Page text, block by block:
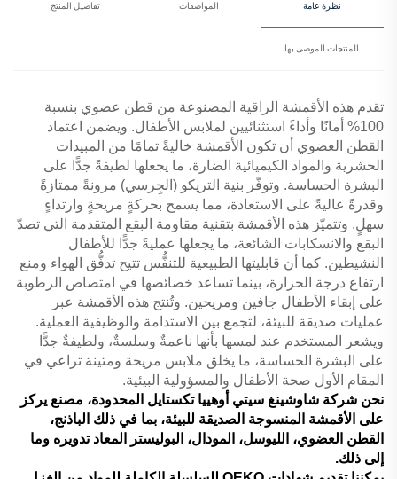
نظرة عامة المواصفات تفاصيل المنتج
المنتجات الموصى بها
تقدم هذه الأقمشة الراقية المصنوعة من قطن عضوي بنسبة
100% أمانًا وأداءً استثنائيين لملابس الأطفال. ويضمن اعتماد
القطن العضوي أن تكون الأقمشة خاليةً تمامًا من المبيدات
الحشرية والمواد الكيميائية الضارة، ما يجعلها لطيفةً جدًّا على
البشرة الحساسة. وتوفّر بنية التريكو (الجِرسي) مرونةً ممتازةً
وقدرةً عاليةً على الاستعادة، مما يسمح بحركةٍ مريحةٍ وارتداءٍ
سهلٍ. وتتميّز هذه الأقمشة بتقنية مقاومة البقع المتقدمة التي تصدّ
البقع والانسكابات الشائعة، ما يجعلها عمليةً جدًّا للأطفال
النشيطين. كما أن قابليتها الطبيعية للتنفُّس تتيح تدفُّق الهواء ومنع
ارتفاع درجة الحرارة، بينما تساعد خصائصها في امتصاص الرطوبة
على إبقاء الأطفال جافين ومريحين. وتُنتج هذه الأقمشة عبر
عمليات صديقة للبيئة، لتجمع بين الاستدامة والوظيفية العملية.
ويشعر المستخدم عند لمسها بأنها ناعمةٌ وسلسةٌ، ولطيفةٌ جدًّا
على البشرة الحساسة، ما يخلق ملابس مريحة ومتينة تراعي في
المقام الأول صحة الأطفال والمسؤولية البيئية.
نحن شركة شاوشينغ سيتي أوهييا تكستايل المحدودة، مصنع يركز
على الأقمشة المنسوجة الصديقة للبيئة، بما في ذلك الباذنج،
القطن العضوي، الليوسل، المودال، البوليستر المعاد تدويره وما
إلى ذلك.